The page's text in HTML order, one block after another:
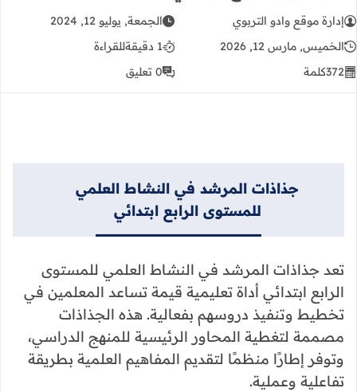
إدارة موقع وادو التربوي
الجمعة, يوليو 12, 2024
الخميس, مارس 12, 2026
1 دقيقة
للقراءة
372كلمة 0 تعليق
جذاذات المرشد في النشاط العلمي
للمستوى الرابع ابتدائي
تعد جذاذات المرشد في النشاط العلمي للمستوى
الرابع ابتدائي أداة تعليمية قيمة تساعد المعلمين في
تخطيط وتنفيذ دروسهم بفعالية. هذه الجذاذات
مصممة لتغطية المحاور الرئيسية للمنهج الدراسي،
وتوفر إطارًا منظمًا لتقديم المفاهيم العلمية بطريقة
تفاعلية وعملية.